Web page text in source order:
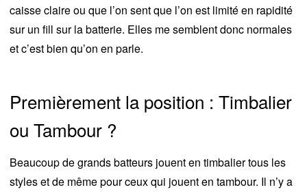
caisse claire ou que l’on sent que l’on est limité en rapidité
sur un fill sur la batterie. Elles me semblent donc normales
et c’est bien qu’on en parle.
Premièrement la position : Timbalier
ou Tambour ?
Beaucoup de grands batteurs jouent en timbalier tous les
styles et de même pour ceux qui jouent en tambour. Il n’y a